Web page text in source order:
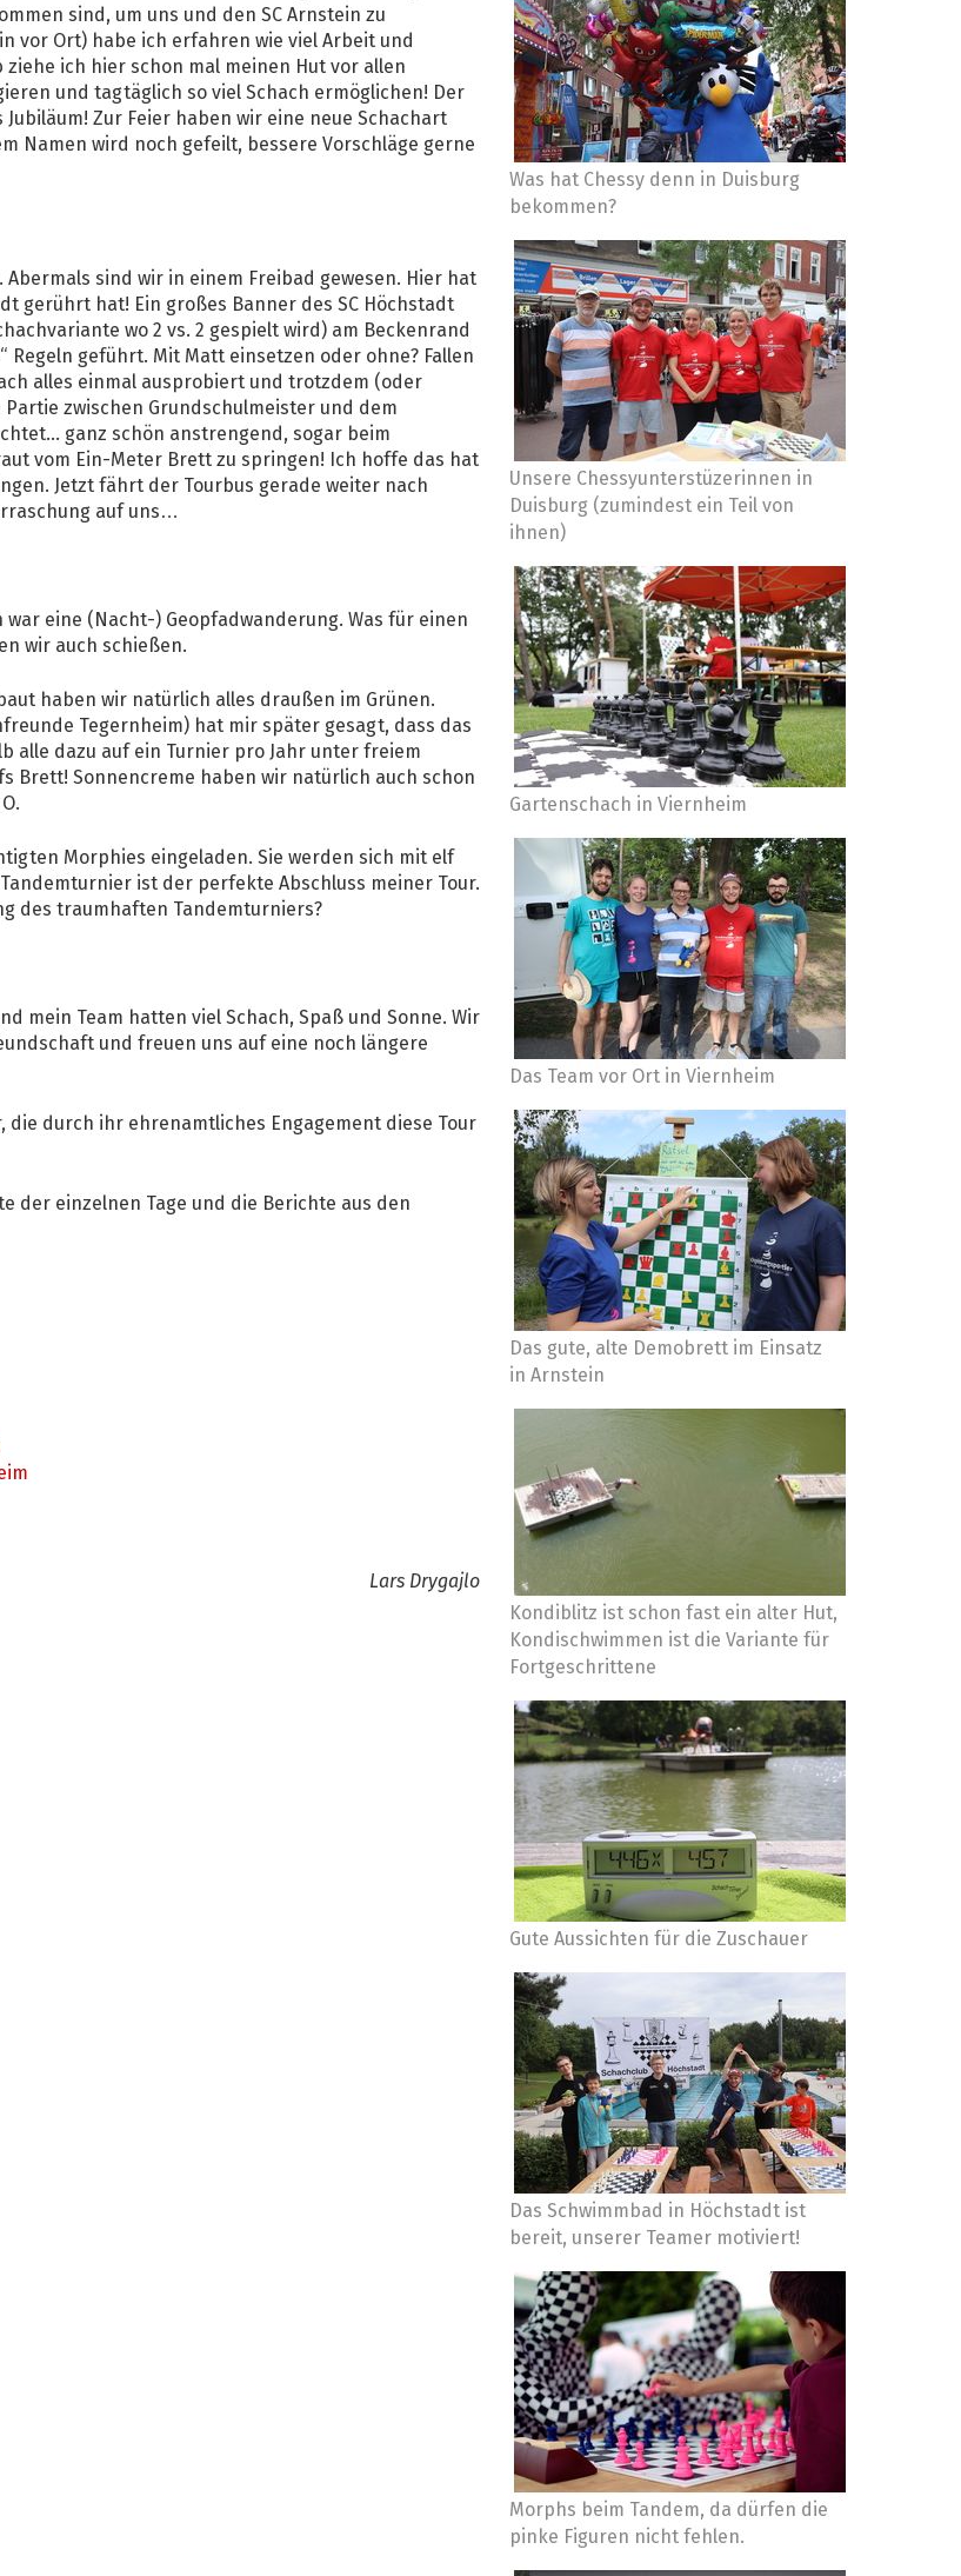
Was hat Chessy denn in Duisburg
bekommen?
Unsere Chessyunterstüzerinnen in
Duisburg (zumindest ein Teil von
ihnen)
Gartenschach in Viernheim
Das Team vor Ort in Viernheim
Das gute, alte Demobrett im Einsatz
in Arnstein
Kondiblitz ist schon fast ein alter Hut,
Kondischwimmen ist die Variante für
Fortgeschrittene
Gute Aussichten für die Zuschauer
Das Schwimmbad in Höchstadt ist
bereit, unserer Teamer motiviert!
Morphs beim Tandem, da dürfen die
pinke Figuren nicht fehlen.
sind, um uns und den SC Arnstein zu
vor Ort) habe ich erfahren wie viel Arbeit und
ich hier schon mal meinen Hut vor allen
und tagtäglich so viel Schach ermöglichen! Der
Zur Feier haben wir eine neue Schachart
Namen wird noch gefeilt, bessere Vorschläge gerne
sind wir in einem Freibad gewesen. Hier hat
gerührt hat! Ein großes Banner des SC Höchstadt
wo 2 vs. 2 gespielt wird) am Beckenrand
geführt. Mit Matt einsetzen oder ohne? Fallen
alles einmal ausprobiert und trotzdem (oder
zwischen Grundschulmeister und dem
ganz schön anstrengend, sogar beim
vom Ein-Meter Brett zu springen! Ich hoffe das hat
Jetzt fährt der Tourbus gerade weiter nach
auf uns…
eine (Nacht-) Geopfadwanderung. Was für einen
wir auch schießen.
haben wir natürlich alles draußen im Grünen.
Tegernheim) hat mir später gesagt, dass das
alle dazu auf ein Turnier pro Jahr unter freiem
Brett! Sonnencreme haben wir natürlich auch schon
Morphies eingeladen. Sie werden sich mit elf
ist der perfekte Abschluss meiner Tour.
des traumhaften Tandemturniers?
mein Team hatten viel Schach, Spaß und Sonne. Wir
und freuen uns auf eine noch längere
durch ihr ehrenamtliches Engagement diese Tour
der einzelnen Tage und die Berichte aus den
Lars Drygajlo